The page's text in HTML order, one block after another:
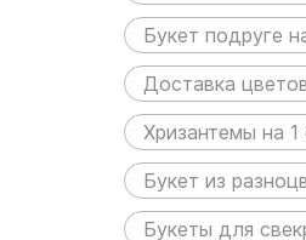
Букет подруге
Доставка
Хризантемы на 1
Букет из
Букеты для